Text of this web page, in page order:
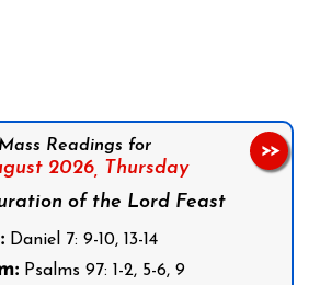
Mass Readings for
2026,
Thursday
of the Lord Feast
Daniel 7: 9-10, 13-14
Psalms 97: 1-2, 5-6, 9
>>